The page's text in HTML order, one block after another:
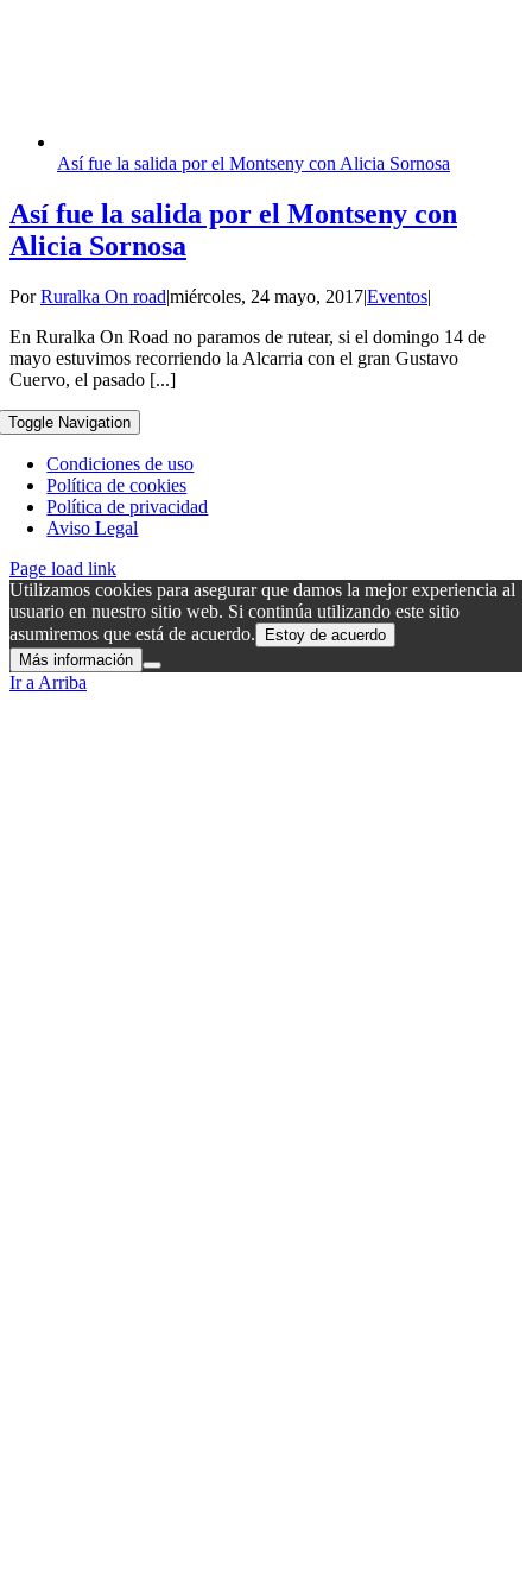
Así fue la salida por el Montseny con Alicia Sornosa
Así fue la salida por el Montseny con
Alicia Sornosa
PorRuralka On road|miércoles, 24 mayo, 2017|Eventos|
En Ruralka On Road no paramos de rutear, si el domingo 14 de
mayo estuvimos recorriendo la Alcarria con el gran Gustavo
Cuervo, el pasado [...]
Toggle Navigation
Condiciones de uso
Política de cookies
Política de privacidad
Aviso Legal
Page load link
Utilizamos cookies para asegurar que damos la mejor experiencia al
usuario en nuestro sitio web. Si continúa utilizando este sitio
asumiremos que está de acuerdo.
Estoy de acuerdo
Más información
Ir a Arriba